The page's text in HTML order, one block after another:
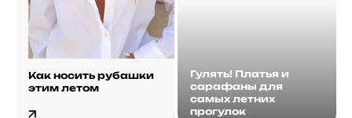
Как носить рубашки
этим летом
Гулять! Платья и
сарафаны для
самых летних
прогулок